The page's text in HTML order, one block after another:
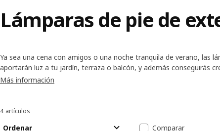
Lámparas de pie de
Ya sea una cena con amigos o una noche tranquila de verano, las
aportarán luz a tu jardín, terraza o balcón, y además conseguirás
acogedor para disfrutar del aire libre.
Más información
Ordenar y filtrar
4 artículos
Ordenar Lista de
Comparar